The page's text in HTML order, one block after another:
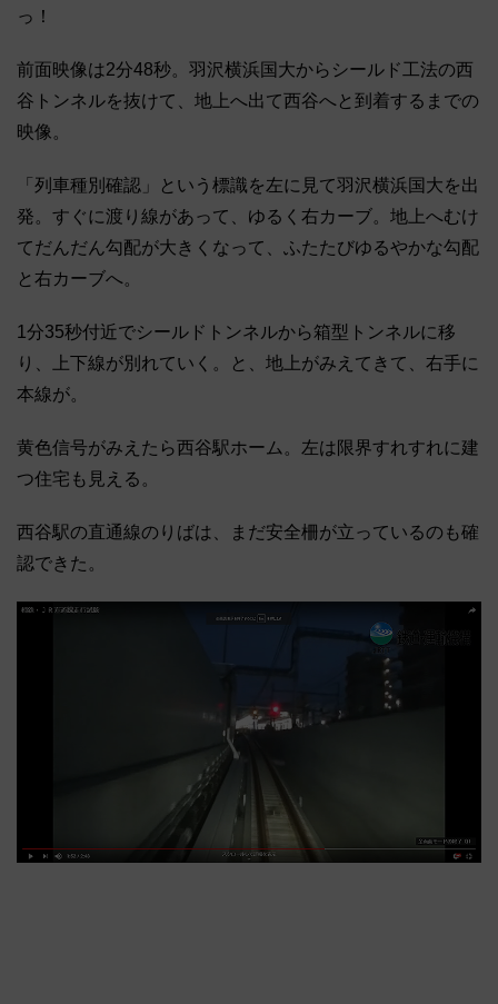
っ！
前面映像は2分48秒。羽沢横浜国大からシールド工法の西
谷トンネルを抜けて、地上へ出て西谷へと到着するまでの
映像。
「列車種別確認」という標識を左に見て羽沢横浜国大を出
発。すぐに渡り線があって、ゆるく右カーブ。地上へむけ
てだんだん勾配が大きくなって、ふたたびゆるやかな勾配
と右カーブへ。
1分35秒付近でシールドトンネルから箱型トンネルに移
り、上下線が別れていく。と、地上がみえてきて、右手に
本線が。
黄色信号がみえたら西谷駅ホーム。左は限界すれすれに建
つ住宅も見える。
西谷駅の直通線のりばは、まだ安全柵が立っているのも確
認できた。